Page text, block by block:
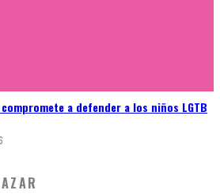
a defender a los niños LGTB